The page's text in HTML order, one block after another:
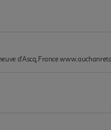
d'Ascq, France